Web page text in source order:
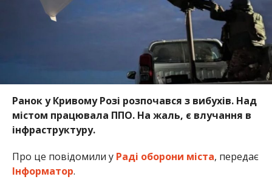
Ранок у Кривому Розі розпочався з вибухів. Над
містом працювала ППО. На жаль, є влучання в
інфраструктуру.
Про це повідомили у Раді оборони міста, передає
Інформатор.